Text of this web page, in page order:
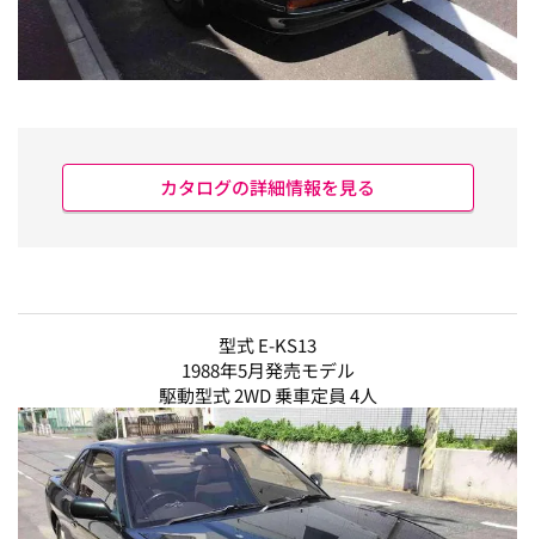
カタログの詳細情報を見る
型式 E-KS13
1988年5月発売モデル
駆動型式 2WD 乗車定員 4人